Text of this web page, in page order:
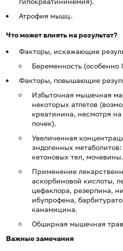
Атрофия мышц.
Что может влиять на результат?
Факторы, искажающие
Беременность (особен­но
Факторы, повышающие
Избыточная мышечная
некоторых атлетов
креатинина, несмотря
почек).
Увеличенная
эндогенных
кетоновых тел, мочевины.
Применение
аскорбиновой кислоты,
цефаклора, резерпина,
ибупрофена,
канамицина.
Обширная мышечная
Важныезамечания